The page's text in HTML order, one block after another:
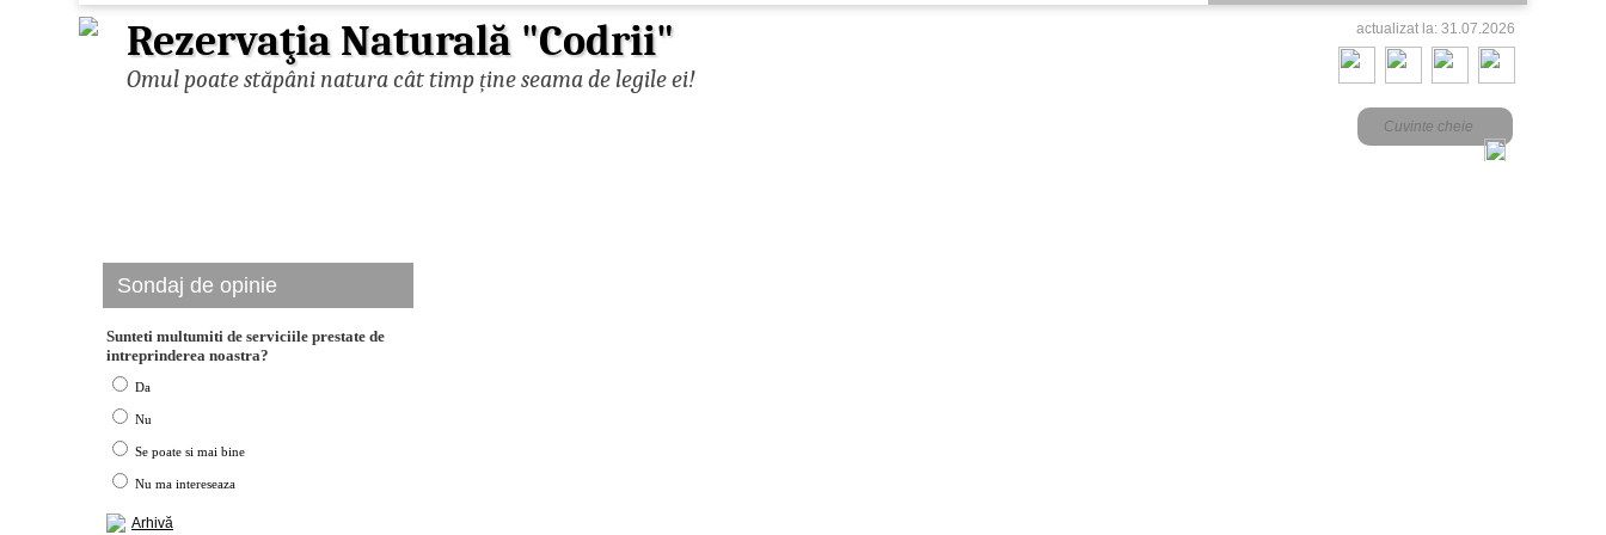
Rezervaţia Naturală "Codrii"
Omul poate stăpâni natura cât timp ține seama de legile ei!
actualizat la: 31.07.2026
Sondaj de opinie
Sunteti multumiti de serviciile prestate de
intreprinderea noastra?
Da
Nu
Se poate si mai bine
Nu ma intereseaza
Arhivă